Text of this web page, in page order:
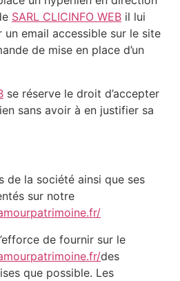
SARL CLICINFO WEB il lui
un email accessible sur le site
de mise en place d’un
se réserve le droit d’accepter
sans avoir à en justifier sa
de la société ainsi que ses
sur notre
de fournir sur le
des
que possible. Les